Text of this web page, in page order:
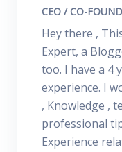
CEO / CO-
Hey there ,
Expert, a
too. I have a 4
experience. I
, Knowledge ,
professional
Experience